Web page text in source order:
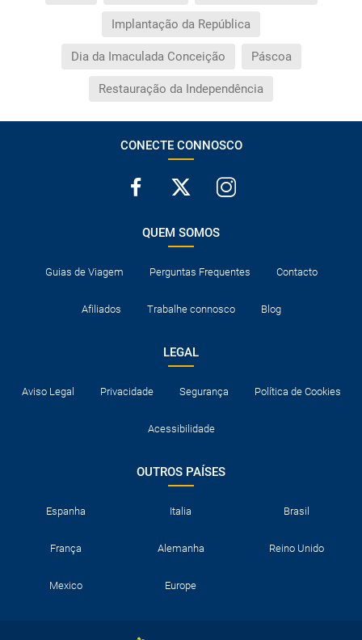
Implantação da República
Dia da Imaculada Conceição Páscoa
Restauração da Independência
CONECTE CONNOSCO
QUEM SOMOS
Guias de Viagem Perguntas Frequentes Contacto
Afiliados Trabalhe connosco Blog
LEGAL
Aviso Legal Privacidade Segurança Política de Cookies
Acessibilidade
OUTROS PAÍSES
Espanha Italia Brasil
França Alemanha Reino Unido
Mexico Europe